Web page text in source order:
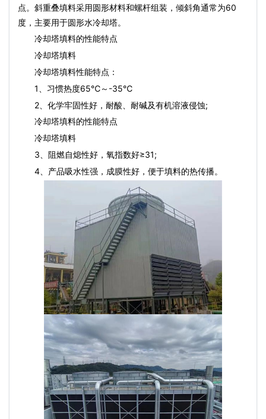
点。斜重叠填料采用圆形材料和螺杆组装，倾斜角通常为60
度，主要用于圆形水冷却塔。
冷却塔填料的性能特点
冷却塔填料
冷却塔填料性能特点：
1、习惯热度65℃～-35℃
2、化学牢固性好，耐酸、耐碱及有机溶液侵蚀;
冷却塔填料的性能特点
冷却塔填料
3、阻燃自熄性好，氧指数好≥31;
4、产品吸水性强，成膜性好，便于填料的热传播。